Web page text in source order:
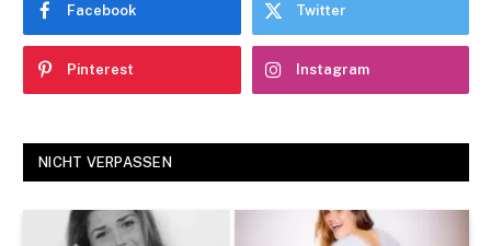
Facebook Twitter
Pinterest Instagram
NICHT VERPASSEN